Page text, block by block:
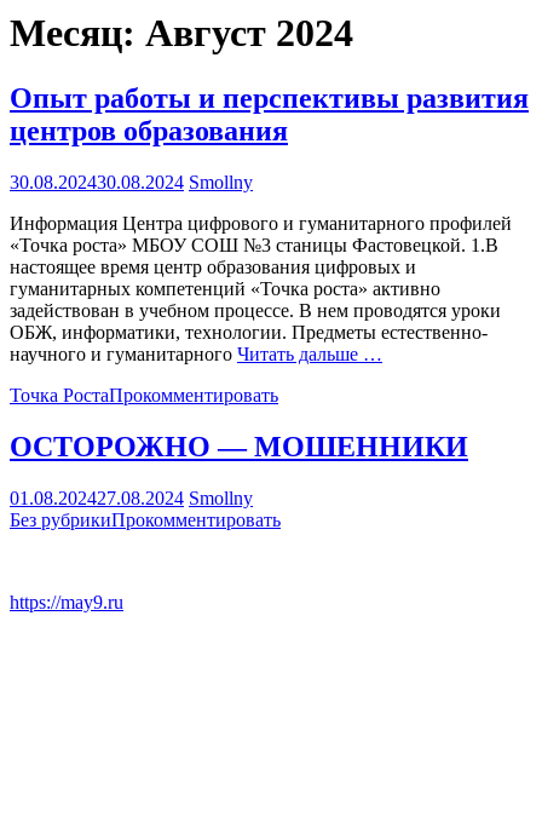
Месяц: Август 2024
Опыт работы и перспективы развития
центров образования
30.08.202430.08.2024 Smollny
Информация Центра цифрового и гуманитарного профилей
«Точка роста» МБОУ СОШ №3 станицы Фастовецкой. 1.В
настоящее время центр образования цифровых и
гуманитарных компетенций «Точка роста» активно
задействован в учебном процессе. В нем проводятся уроки
ОБЖ, информатики, технологии. Предметы естественно-
научного и гуманитарного Читать дальше …
Точка РостаПрокомментировать
ОСТОРОЖНО — МОШЕННИКИ
01.08.202427.08.2024 Smollny
Без рубрикиПрокомментировать
https://may9.ru